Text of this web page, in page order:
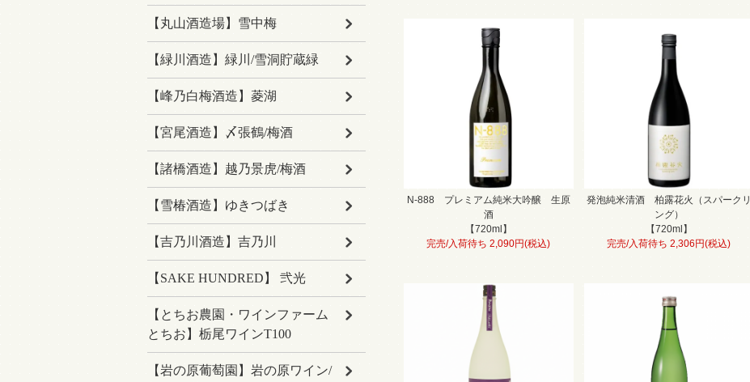
N-888 プレミアム純米大吟醸 生原
酒
【720ml】
完売/入荷待ち 2,090円(税込)
発泡純米清酒 柏露花火（スパークリ
ング）
【720ml】
完売/入荷待ち 2,306円(税込)
【丸山酒造場】雪中梅
【緑川酒造】緑川/雪洞貯蔵緑
【峰乃白梅酒造】菱湖
【宮尾酒造】〆張鶴/梅酒
【諸橋酒造】越乃景虎/梅酒
【雪椿酒造】ゆきつばき
【吉乃川酒造】吉乃川
【SAKE HUNDRED】 弐光
【とちお農園・ワインファーム
とちお】栃尾ワインT100
【岩の原葡萄園】岩の原ワイン/